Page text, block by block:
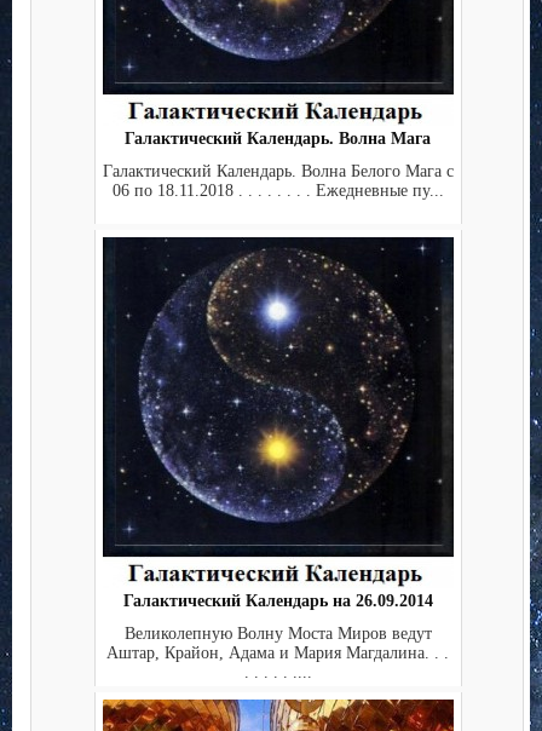
Галактический Календарь. Волна Мага
Галактический Календарь. Волна Белого Мага с
06 по 18.11.2018 . . . . . . . . Ежедневные пу...
Галактический Календарь на 26.09.2014
Великолепную Волну Моста Миров ведут
Аштар, Крайон, Адама и Мария Магдалина. . .